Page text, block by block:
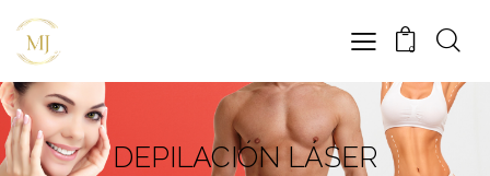
0
DEPILACIÓN LÁSER